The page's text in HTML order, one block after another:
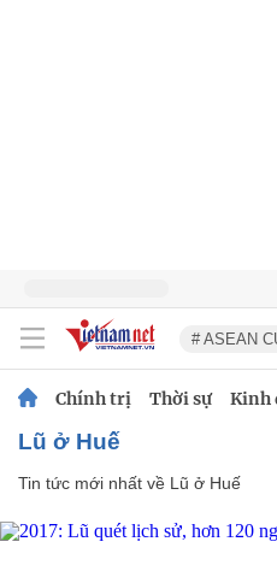
# ASEAN
Chính trị Thời sự Kinh
Lũ ở Huế
Tin tức mới nhất về Lũ ở Huế